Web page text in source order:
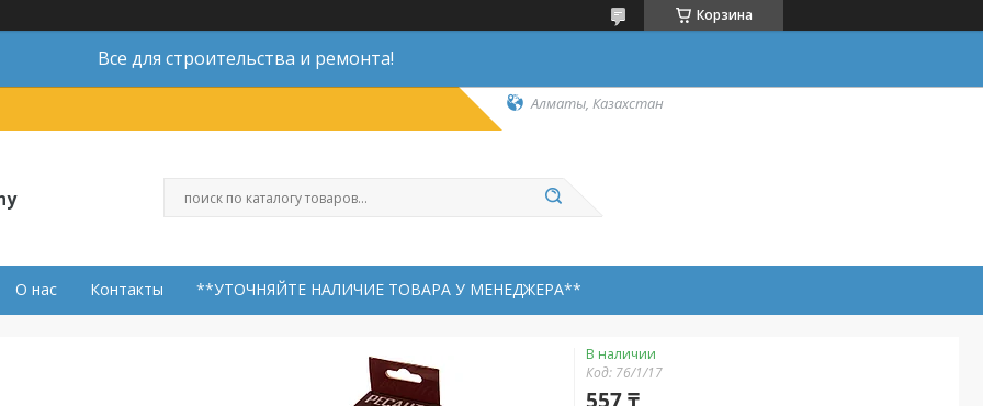
Корзина
Все для строительства и ремонта!
Алматы, Казахстан
О нас Контакты **УТОЧНЯЙТЕ НАЛИЧИЕ ТОВАРА У МЕНЕДЖЕРА**
В наличии
Код: 76/1/17